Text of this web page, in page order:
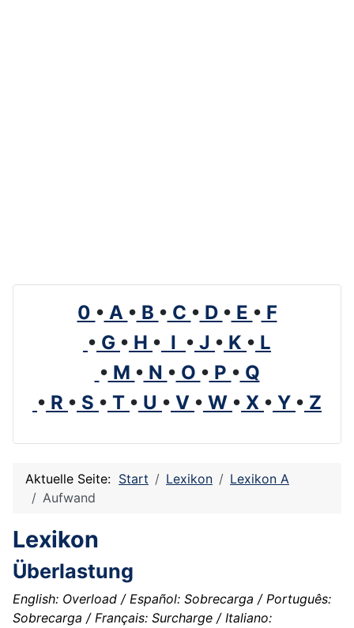
0 • A • B • C • D • E • F
• G • H • I • J • K • L
• M • N • O • P • Q
• R • S • T • U • V • W • X • Y • Z
Aktuelle Seite: Start Lexikon
Lexikon A
Aufwand
Lexikon
Überlastung
English: Overload / Español: Sobrecarga / Português:
Sobrecarga / Français: Surcharge / Italiano: